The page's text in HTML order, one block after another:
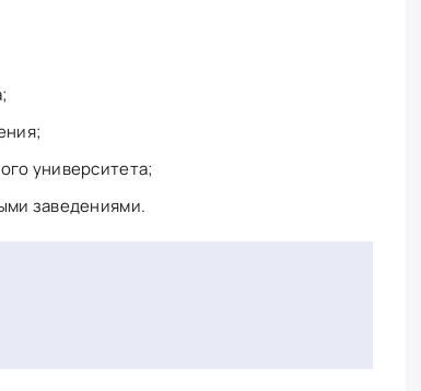
университета;
заведениями.